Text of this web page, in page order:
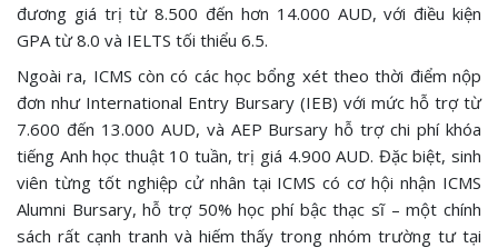
đương giá trị từ 8.500 đến hơn 14.000 AUD, với điều kiện
GPA từ 8.0 và IELTS tối thiểu 6.5.
Ngoài ra, ICMS còn có các học bổng xét theo thời điểm nộp
đơn như International Entry Bursary (IEB) với mức hỗ trợ từ
7.600 đến 13.000 AUD, và AEP Bursary hỗ trợ chi phí khóa
tiếng Anh học thuật 10 tuần, trị giá 4.900 AUD. Đặc biệt, sinh
viên từng tốt nghiệp cử nhân tại ICMS có cơ hội nhận ICMS
Alumni Bursary, hỗ trợ 50% học phí bậc thạc sĩ – một chính
sách rất cạnh tranh và hiếm thấy trong nhóm trường tư tại